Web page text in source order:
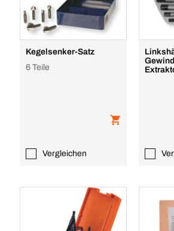
Kegelsenker-Satz
6 Teile
Vergleichen